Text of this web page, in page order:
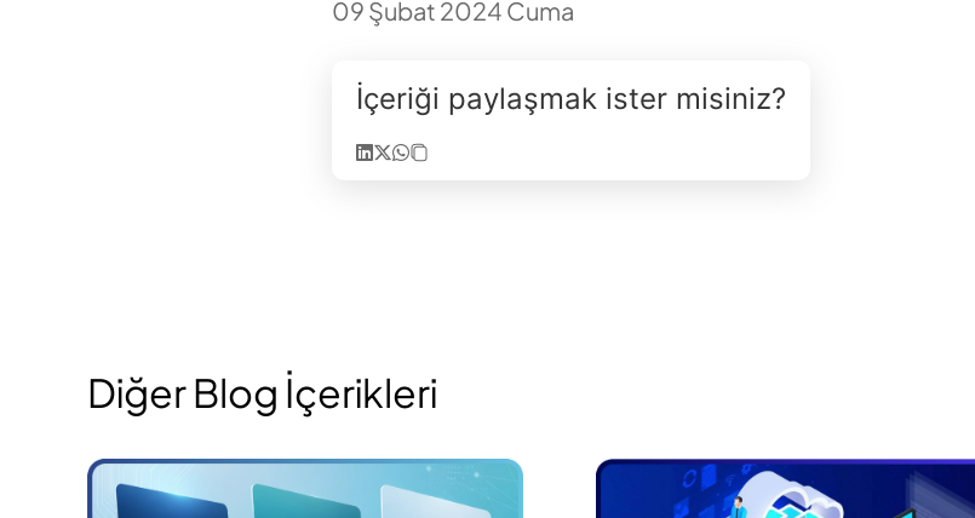
09 Şubat 2024 Cuma
İçeriği paylaşmak ister misiniz?
Diğer Blog İçerikleri